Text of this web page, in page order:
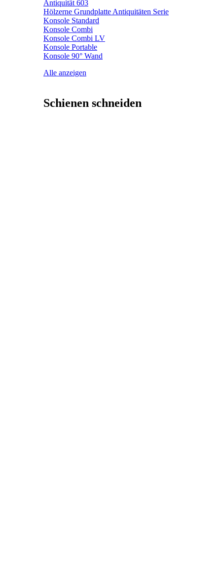
Antiquität 603
Hölzerne Grundplatte Antiquitäten Serie
Konsole Standard
Konsole Combi
Konsole Combi LV
Konsole Portable
Konsole 90° Wand
Alle anzeigen
Schienen schneiden